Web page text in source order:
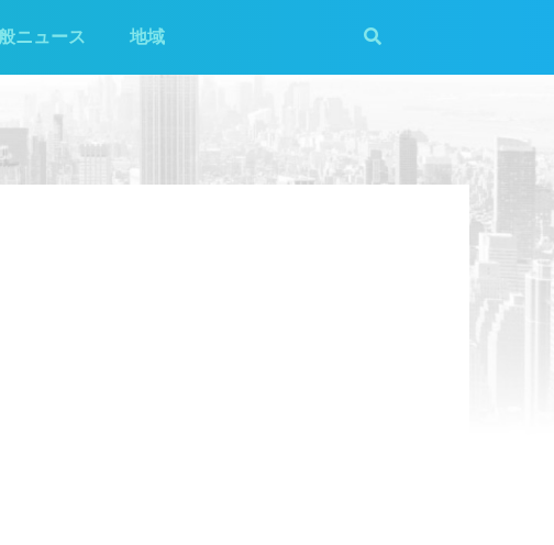
ニュース 地域